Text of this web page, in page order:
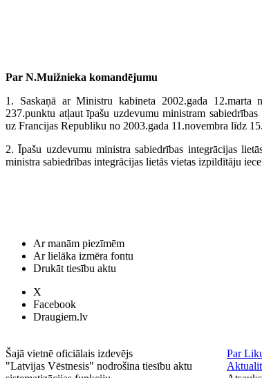
Par N.Muižnieka komandējumu
1. Saskaņā ar Ministru kabineta 2002.gada
237.punktu atļaut īpašu uzdevumu ministram
uz Francijas Republiku no 2003.gada 11.novembra līdz
2. Īpašu uzdevumu ministra sabiedrības integrācijas
ministra sabiedrības integrācijas lietās vietas izpildītāju
Ar manām piezīmēm
Ar lielāka izmēra fontu
Drukāt tiesību aktu
X
Facebook
Draugiem.lv
Šajā vietnē oficiālais izdevējs
"Latvijas Vēstnesis" nodrošina tiesību aktu
Par